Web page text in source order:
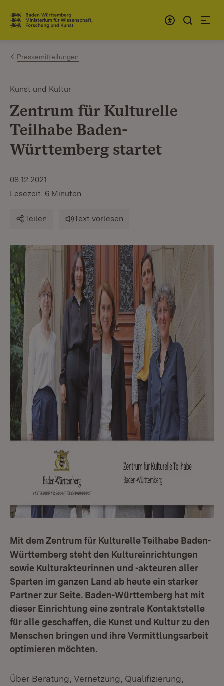
Zum Inhalt springen
Link zur Startseite
Pressemitteilungen
Kunst und Kultur
Zentrum für Kulturelle
Teilhabe Baden-
Württemberg startet
08.12.2021
Lesezeit: 6 Minuten
Teilen Text vorlesen
Mit dem Zentrum für Kulturelle Teilhabe Baden-
Württemberg steht den Kultur­ein­rich­tungen
sowie Kulturakteurinnen und -akteuren aller
Sparten im ganzen Land ab heute ein starker
Partner zur Seite. Baden-Württemberg hat mit
dieser Ein­richtung eine zentrale Kontaktstelle
für alle geschaffen, die Kunst und Kultur zu den
Menschen bringen und ihre Vermittlungsarbeit
optimieren möchten.
Über Beratung, Vernet­zung, Qualifizierung,